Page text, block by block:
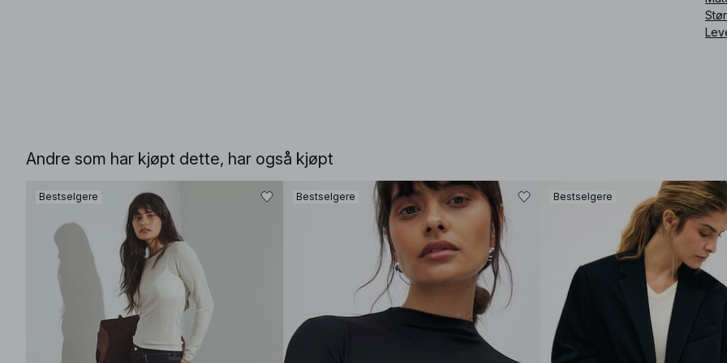
Andre som har kjøpt dette, har også kjøpt
Bestselgere Bestselgere Bestselgere